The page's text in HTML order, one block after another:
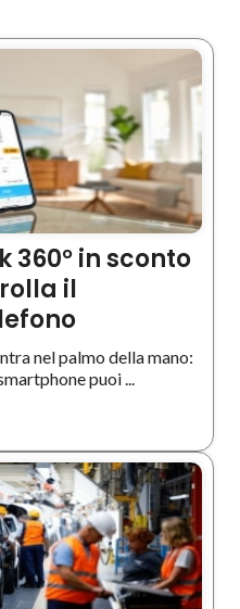
360° in sconto
il
nel palmo della mano:
puoi ...